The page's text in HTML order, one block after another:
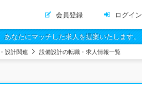
会員登録 ログイン
なたにマッチした求人を提案いたします。
設計関連 設備設計の転職・求人情報一覧